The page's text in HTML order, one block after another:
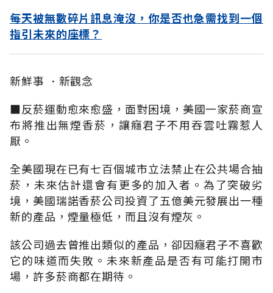
每天被無數碎片訊息淹沒，你是否也急需找到一個
指引未來的座標？
新鮮事 ．新觀念
■反菸運動愈來愈盛，面對困境，美國一家菸商宣
布將推出無煙香菸，讓癮君子不用吞雲吐霧惹人
厭。
全美國現在已有七百個城市立法禁止在公共場合抽
菸，未來估計還會有更多的加入者。為了突破劣
境，美國瑞諾香菸公司投資了五億美元發展出一種
新的產品，煙量極低，而且沒有煙灰。
該公司過去曾推出類似的產品，卻因癮君子不喜歡
它的味道而失敗。未來新產品是否有可能打開市
場，許多菸商都在期待。